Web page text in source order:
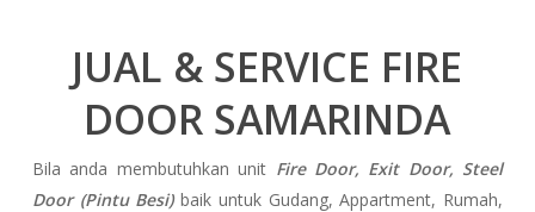
JUAL & SERVICE FIRE
DOOR SAMARINDA
Bila anda membutuhkan unit Fire Door, Exit Door, Steel
Door (Pintu Besi)baik untuk Gudang, Appartment, Rumah,